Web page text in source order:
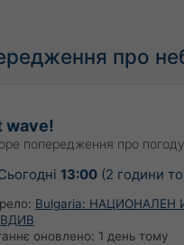
про
wave!
попередження про погоду
13:00(2 години
Bulgaria:
оновлено: 1 день тому